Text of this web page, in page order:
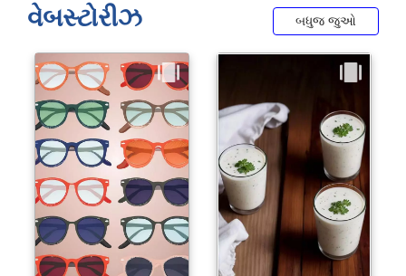
વેબસ્ટોરીઝ બધુજ જુઓ